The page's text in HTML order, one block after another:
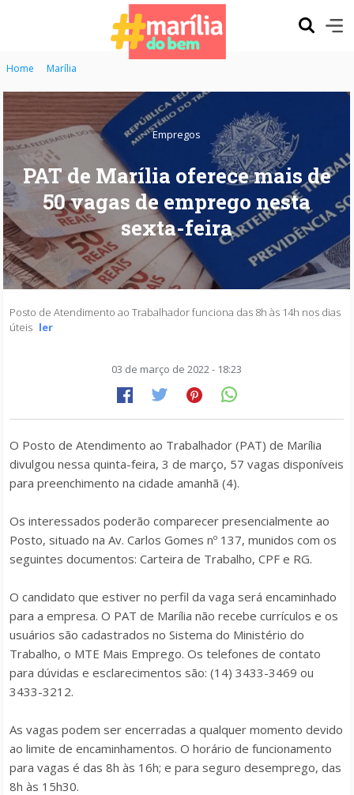
Home Marília
Empregos
PAT de Marília oferece mais de
50 vagas de emprego nesta
sexta-feira
Posto de Atendimento ao Trabalhador funciona das 8h às 14h nos dias
úteis ler
03 de março de 2022 - 18:23
O Posto de Atendimento ao Trabalhador (PAT) de Marília
divulgou nessa quinta-feira, 3 de março, 57 vagas disponíveis
para preenchimento na cidade amanhã (4).
Os interessados poderão comparecer presencialmente ao
Posto, situado na Av. Carlos Gomes nº 137, munidos com os
seguintes documentos: Carteira de Trabalho, CPF e RG.
O candidato que estiver no perfil da vaga será encaminhado
para a empresa. O PAT de Marília não recebe currículos e os
usuários são cadastrados no Sistema do Ministério do
Trabalho, o MTE Mais Emprego. Os telefones de contato
para dúvidas e esclarecimentos são: (14) 3433-3469 ou
3433-3212.
As vagas podem ser encerradas a qualquer momento devido
ao limite de encaminhamentos. O horário de funcionamento
para vagas é das 8h às 16h; e para seguro desemprego, das
8h às 15h30.